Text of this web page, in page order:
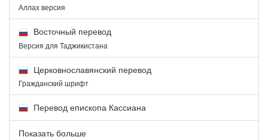
Аллах версия
Восточный перевод
Версия для Таджикистана
Церковнославянский перевод
Гражданский шрифт
Перевод епископа Кассиана
Показать больше